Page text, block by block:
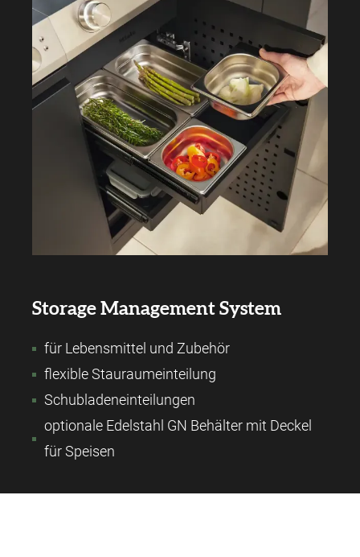
Storage Management System
für Lebensmittel und Zubehör
flexible Stauraumeinteilung
Schubladeneinteilungen
optionale Edelstahl GN Behälter mit Deckel
für Speisen